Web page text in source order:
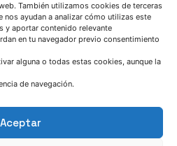
También utilizamos cookies de terceras
nos ayudan a analizar cómo utilizas este
y aportar contenido relevante
en tu navegador previo consentimiento
alguna o todas estas cookies, aunque la
de navegación.
Aceptar